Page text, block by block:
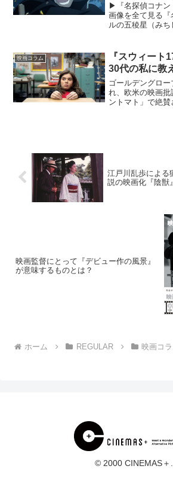
▶︎『名探偵コナン
画像を全て見る
ルの五稜星（みち
なり、シリーズ
入記...
映画コラム
『スウィート
30代の私に教
ゴールデングロー
れ、欧米の映画批
ントマト」で絶
江戸川乱歩による
説の映画化『陰獣』
映画監督にとって『デビュー作の風景』
が意味するものとは？
ホーム REGULAR 映画コラ
© 2000 CINEMAS＋.